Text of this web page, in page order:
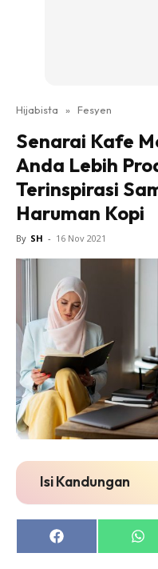
Hijabista » Fesyen
Senarai Kafe
Anda Lebih
Terinspirasi
Haruman Kopi
By SH - 16 Nov 2021
Isi Kandungan
Share
on
on